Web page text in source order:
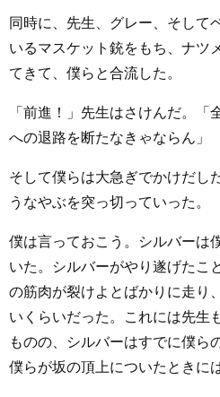
同時に、先生、グレー、そして
いるマスケット銃をもち、ナツ
てきて、僕らと合流した。
「前進！」先生はさけんだ。「
への退路を断たなきゃならん」
そして僕らは大急ぎでかけだし
うなやぶを突っ切っていった。
僕は言っておこう。シルバーは
いた。シルバーがやり遂げたこ
の筋肉が裂けよとばかりに走り
いくらいだった。これには先生
ものの、シルバーはすでに僕ら
僕らが坂の頂上についたときに